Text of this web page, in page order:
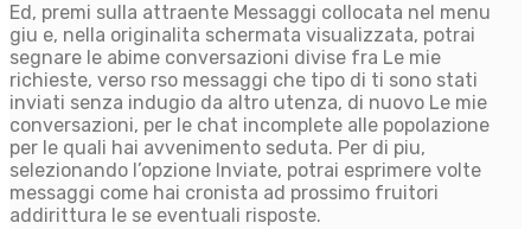
Ed, premi sulla attraente Messaggi collocata nel menu
giu e, nella originalita schermata visualizzata, potrai
segnare le abime conversazioni divise fra Le mie
richieste, verso rso messaggi che tipo di ti sono stati
inviati senza indugio da altro utenza, di nuovo Le mie
conversazioni, per le chat incomplete alle popolazione
per le quali hai avvenimento seduta. Per di piu,
selezionando l’opzione Inviate, potrai esprimere volte
messaggi come hai cronista ad prossimo fruitori
addirittura le se eventuali risposte.